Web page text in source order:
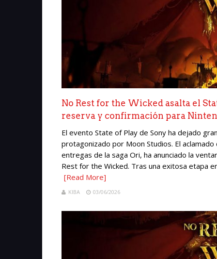
No Rest for the Wicked asalta el
reserva y confirmación para
El evento State of Play de Sony ha dejado
protagonizado por Moon Studios. El
entregas de la saga Ori, ha anunciado la
Rest for the Wicked. Tras una exitosa etapa
[Read More]
KIBA 03/06/2026